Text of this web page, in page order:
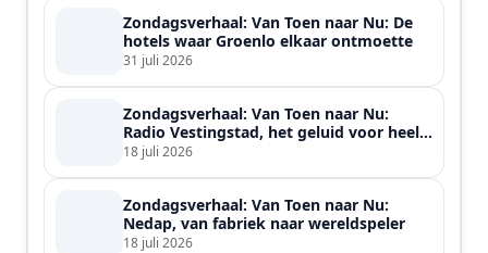
Zondagsverhaal: Van Toen naar Nu: De
hotels waar Groenlo elkaar ontmoette
31 juli 2026
Zondagsverhaal: Van Toen naar Nu:
Radio Vestingstad, het geluid voor heel
de streek
18 juli 2026
Zondagsverhaal: Van Toen naar Nu:
Nedap, van fabriek naar wereldspeler
18 juli 2026